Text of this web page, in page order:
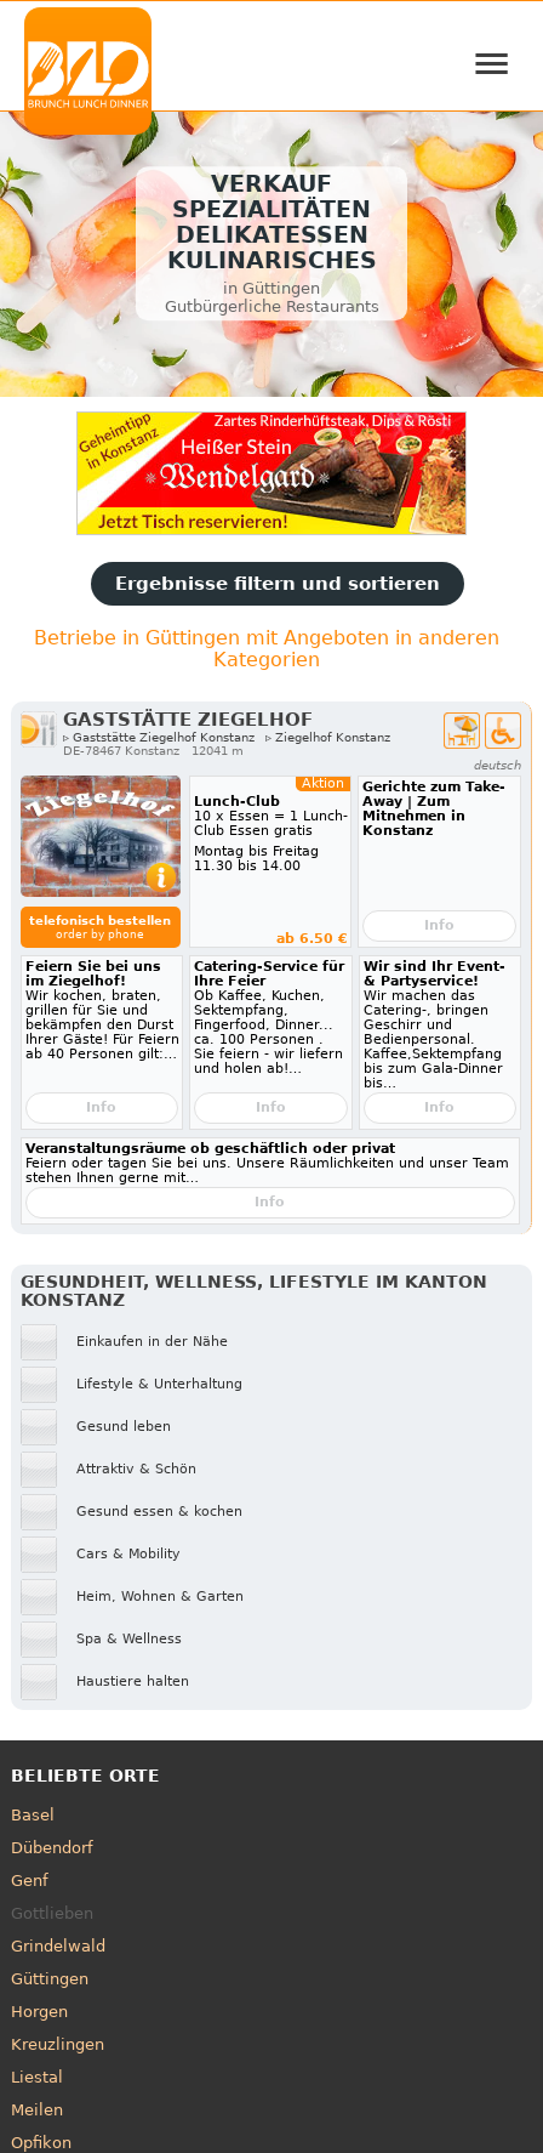
≡
VERKAUF
SPEZIALITÄTEN
DELIKATESSEN
KULINARISCHES
in Güttingen
Gutbürgerliche Restaurants
Ergebnisse filtern und sortieren
Betriebe in Güttingen mit Angeboten in anderen
Kategorien
GASTSTÄTTE ZIEGELHOF
▹ Gaststätte Ziegelhof Konstanz
▹ Ziegelhof Konstanz
DE-78467 Konstanz
12041 m
deutsch
telefonisch bestellen
order by phone
Aktion
Lunch-Club
10 x Essen = 1 Lunch-
Club Essen gratis
Montag bis Freitag
11.30 bis 14.00
ab 6.50 €
Gerichte zum Take-
Away | Zum
Mitnehmen in
Konstanz
Info
Feiern Sie bei uns
im Ziegelhof!
Wir kochen, braten,
grillen für Sie und
bekämpfen den Durst
Ihrer Gäste! Für Feiern
ab 40 Personen gilt:…
Info
Catering-Service für
Ihre Feier
Ob Kaffee, Kuchen,
Sektempfang,
Fingerfood, Dinner...
ca. 100 Personen .
Sie feiern - wir liefern
und holen ab!…
Info
Wir sind Ihr Event-
& Partyservice!
Wir machen das
Catering-, bringen
Geschirr und
Bedienpersonal.
Kaffee,Sektempfang
bis zum Gala-Dinner
bis…
Info
Veranstaltungsräume ob geschäftlich oder privat
Feiern oder tagen Sie bei uns. Unsere Räumlichkeiten und unser Team
stehen Ihnen gerne mit…
Info
GESUNDHEIT, WELLNESS, LIFESTYLE IM KANTON
KONSTANZ
Einkaufen in der Nähe
Lifestyle & Unterhaltung
Gesund leben
Attraktiv & Schön
Gesund essen & kochen
Cars & Mobility
Heim, Wohnen & Garten
Spa & Wellness
Haustiere halten
BELIEBTE ORTE
Basel
Dübendorf
Genf
Gottlieben
Grindelwald
Güttingen
Horgen
Kreuzlingen
Liestal
Meilen
Opfikon